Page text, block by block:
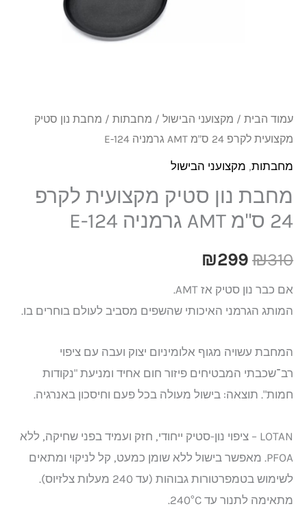
עמוד הבית / מקצועני הבישול / מחבתות / מחבת נון סטיק
מקצועית לקרפ 24 ס"מ AMT גרמניה 124-E
מחבתות, מקצועני הבישול
מחבת נון סטיק מקצועית לקרפ
24 ס"מ AMT גרמניה 124-E
₪310
₪299
₪299.
אם כבר נון סטיק אז AMT.
המותג הגרמני האיכותי שהשפים מסביב לעולם בוחרים בו.
המחבת עשויה מגוף אלומיניום יצוק ועבה עם ציפוי
רב־שכבתי המבטיחים פיזור חום אחיד ומניעת "נקודות
חמות". תוצאה: בישול מעולה בכל פעם וחיסכון באנרגיה.
LOTAN – ציפוי נון-סטיק ייחודי, חזק ועמיד בפני שחיקה, ללא
PFOA. מאפשר בישול ללא שומן כמעט, קל לניקוי ומתאים
לשימוש בטמפרטורות גבוהות (עד 240 מעלות צלזיוס).
מתאימה לתנור עד 240°C.
גרמניה
124-